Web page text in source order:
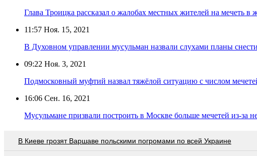
Глава Троицка рассказал о жалобах местных жителей на мечеть в
11:57 Ноя. 15, 2021
В Духовном управлении мусульман назвали слухами планы
09:22 Ноя. 3, 2021
Подмосковный муфтий назвал тяжёлой ситуацию с числом
16:06 Сен. 16, 2021
Мусульмане призвали построить в Москве больше мечетей из-за
В Киеве грозят Варшаве польскими погромами по всей Украине